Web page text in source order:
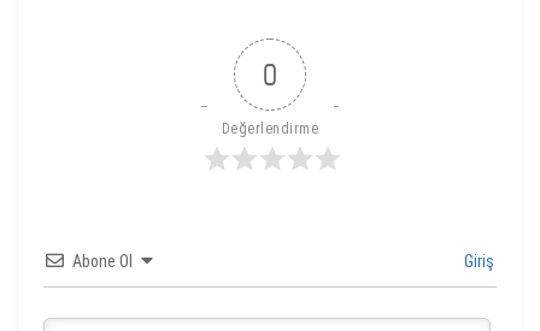
0
Değerlendirme
Abone Ol Giriş